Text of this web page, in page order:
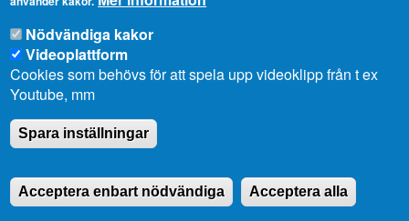
2025-09-01 16:13
Nödvändiga kakor
Videoplattform
Cookies som behövs för att spela upp videoklipp från t ex
Youtube, mm
Spara inställningar
Acceptera enbart nödvändiga Acceptera alla